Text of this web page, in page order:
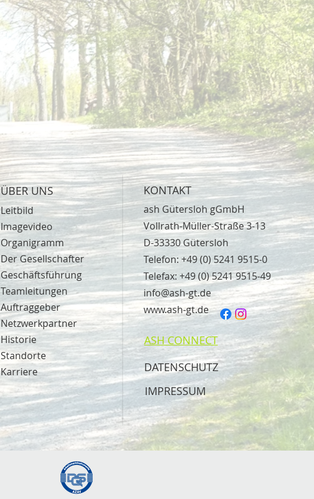
KONTAKT
ash Gütersloh gGmbH
Vollrath-Müller-Straße 3-13
D-33330 Gütersloh
Telefon: +49 (0) 5241 9515-0
Telefax: +49 (0) 5241 9515-49
info@ash-gt.de
www.ash-gt.de
ÜBER UNS
Leitbild
Imagevideo
Organigramm
Der Gesellschafter
Geschäftsführung
Teamleitungen
Auftraggeber
Netzwerkpartner
Historie
Standorte
Karriere
DATENSCHUTZ
ASH CONNECT
IMPRESSUM